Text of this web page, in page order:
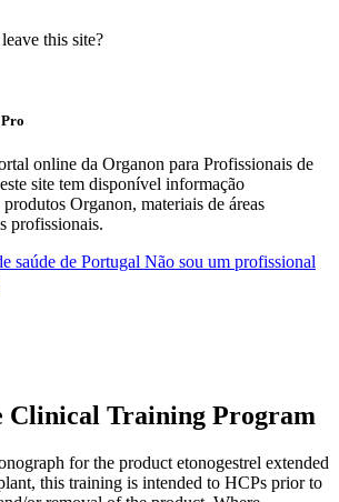
this site?
online da Organon para Profissionais de
site tem disponível informação
Organon, materiais de áreas
profissionais.
saúde de Portugal Não sou um profissional
Clinical Training Program
for the product etonogestrel extended
this training is intended to HCPs prior to